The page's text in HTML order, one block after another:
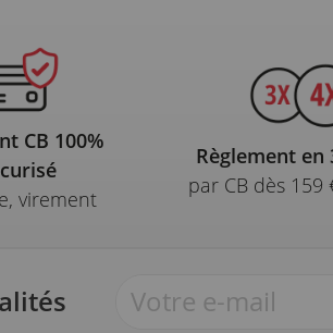
CB 100%
virement
Règlement en
par CB dès 159